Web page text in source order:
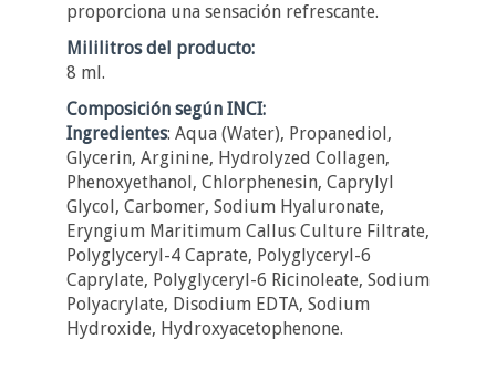
proporciona una sensación refrescante.
Mililitros del producto:
8 ml.
Composición según INCI:
Ingredientes: Aqua (Water), Propanediol,
Glycerin, Arginine, Hydrolyzed Collagen,
Phenoxyethanol, Chlorphenesin, Caprylyl
Glycol, Carbomer, Sodium Hyaluronate,
Eryngium Maritimum Callus Culture Filtrate,
Polyglyceryl-4 Caprate, Polyglyceryl-6
Caprylate, Polyglyceryl-6 Ricinoleate, Sodium
Polyacrylate, Disodium EDTA, Sodium
Hydroxide, Hydroxyacetophenone.